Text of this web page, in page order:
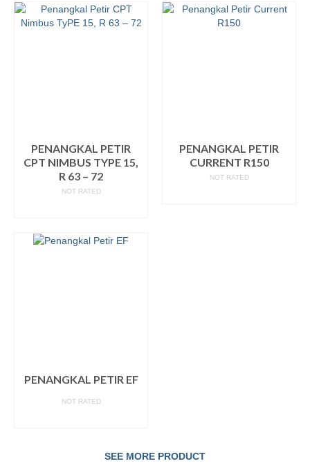
PENANGKAL PETIR
CPT NIMBUS TYPE 15,
R 63 – 72
NOT RATED
PENANGKAL PETIR
CURRENT R150
NOT RATED
PENANGKAL PETIR EF
NOT RATED
SEE MORE PRODUCT